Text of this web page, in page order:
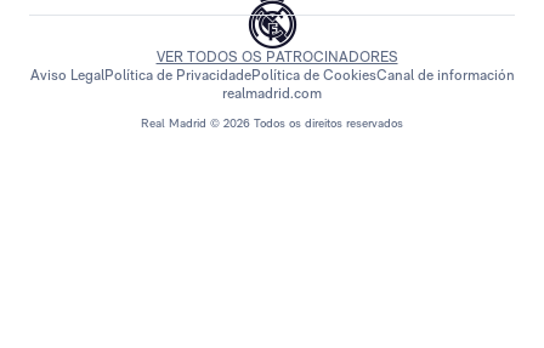
Real Madrid © 2026 Todos os direitos reservados
VER TODOS OS PATROCINADORES
Aviso LegalPolítica de PrivacidadePolítica de CookiesCanal de información
realmadrid.com